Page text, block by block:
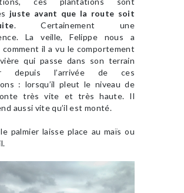
juste avant que la route soit
. Certainement une
La veille, Felippe nous a
comment il a vu le comportement
qui passe dans son terrain
depuis l’arrivée de ces
: lorsqu’il pleut le niveau de
très vite et très haute. Il
aussi vite qu’il est monté.
palmier laisse place au maïs ou